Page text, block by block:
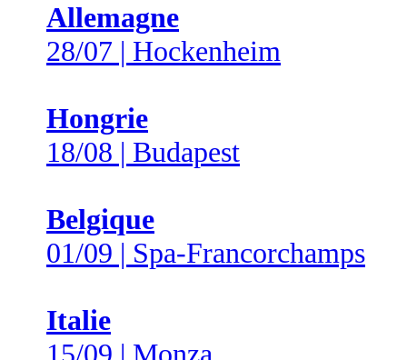
Allemagne
28/07 | Hockenheim
Hongrie
18/08 | Budapest
Belgique
01/09 | Spa-Francorchamps
Italie